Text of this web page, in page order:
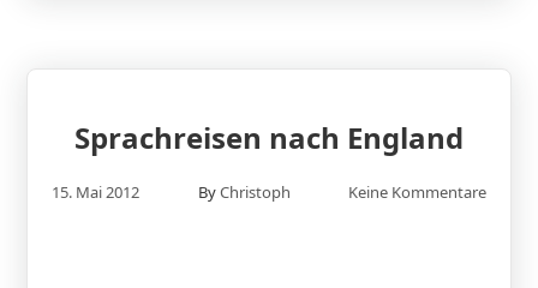
Sprachreisen nach England
15. Mai 2012 ByChristoph Keine Kommentare